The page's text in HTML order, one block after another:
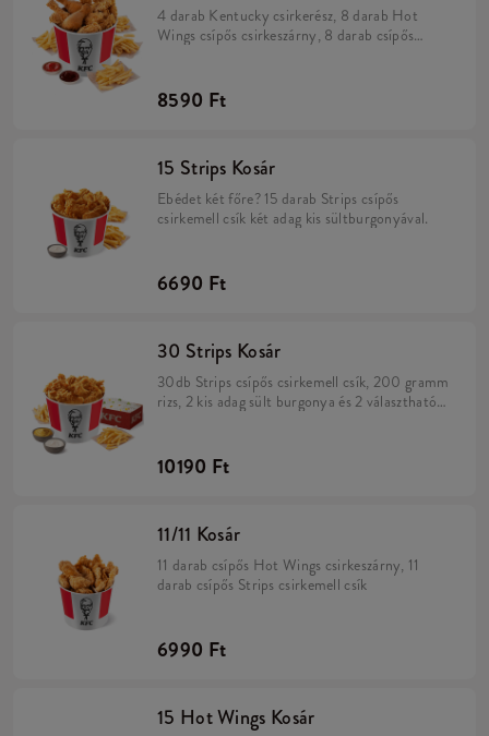
4 darab Kentucky csirkerész, 8 darab Hot
Wings csípős csirkeszárny, 8 darab csípős
8590 Ft
15 Strips Kosár
Ebédet két főre? 15 darab Strips csípős
csirkemell csík két adag kis sültburgonyával.
6690 Ft
30 Strips Kosár
30db Strips csípős csirkemell csík, 200 gramm
rizs, 2 kis adag sült burgonya és 2 választható
10190 Ft
11/11 Kosár
11 darab csípős Hot Wings csirkeszárny, 11
darab csípős Strips csirkemell csík
6990 Ft
15 Hot Wings Kosár